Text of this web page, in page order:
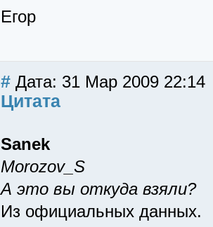
Егор
# Дата: 31 Мар 2009 22:14
Цитата
Sanek
Morozov_S
А это вы откуда взяли?
Из официальных данных.